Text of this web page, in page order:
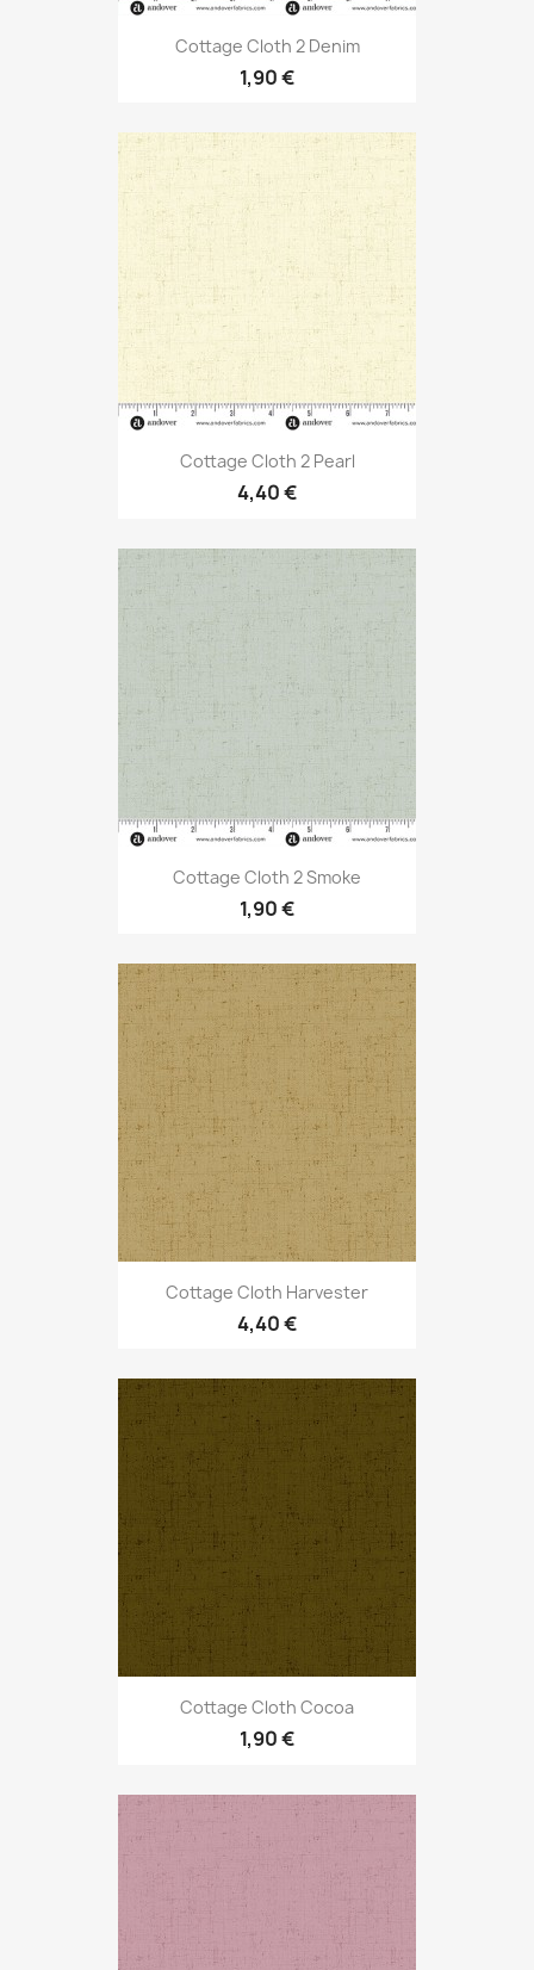
Cottage Cloth 2 Denim
1,90 €
Cottage Cloth 2 Pearl
4,40 €
Cottage Cloth 2 Smoke
1,90 €
Cottage Cloth Harvester
4,40 €
Cottage Cloth Cocoa
1,90 €